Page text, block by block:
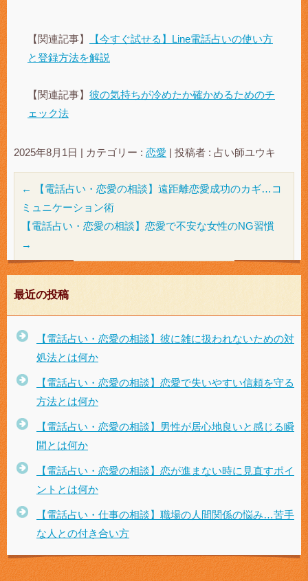
【関連記事】
【今すぐ試せる】Line電話占いの使い方
と登録方法を解説
【関連記事】 彼の気持ちが冷めたか確かめるためのチ
ェック法
2025年8月1日 | カテゴリー : 恋愛 | 投稿者 : 占い師ユウキ
←
【電話占い・恋愛の相談】遠距離恋愛成功のカギ…コ
ミュニケーション術
【電話占い・恋愛の相談】恋愛で不安な女性のNG習慣
→
最近の投稿
【電話占い・恋愛の相談】彼に雑に扱われないための対
処法とは何か
【電話占い・恋愛の相談】恋愛で失いやすい信頼を守る
方法とは何か
【電話占い・恋愛の相談】男性が居心地良いと感じる瞬
間とは何か
【電話占い・恋愛の相談】恋が進まない時に見直すポイ
ントとは何か
【電話占い・仕事の相談】職場の人間関係の悩み…苦手
な人との付き合い方